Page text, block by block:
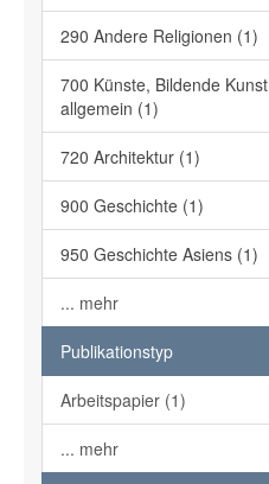
290 Andere Religionen (1)
700 Künste, Bildende Kunst
allgemein (1)
720 Architektur (1)
900 Geschichte (1)
950 Geschichte Asiens (1)
... mehr
Publikationstyp
Arbeitspapier (1)
... mehr